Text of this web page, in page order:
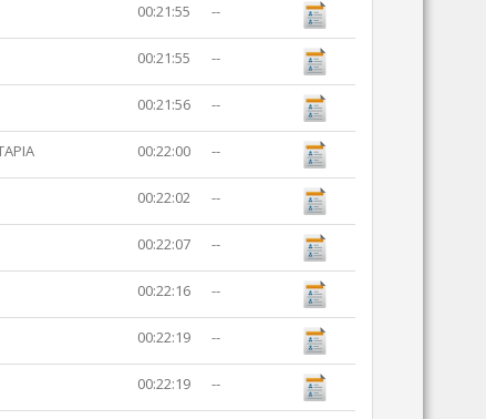
00:21:55 --
00:21:55 --
00:21:56 --
00:22:00 --
00:22:02 --
00:22:07 --
00:22:16 --
00:22:19 --
00:22:19 --